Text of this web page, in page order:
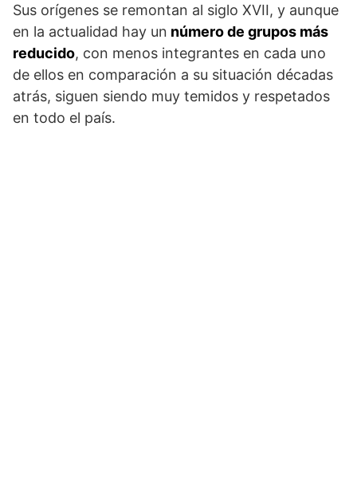
Sus orígenes se remontan al siglo XVII, y aunque
en la actualidad hay un número de grupos más
reducido, con menos integrantes en cada uno
de ellos en comparación a su situación décadas
atrás, siguen siendo muy temidos y respetados
en todo el país.